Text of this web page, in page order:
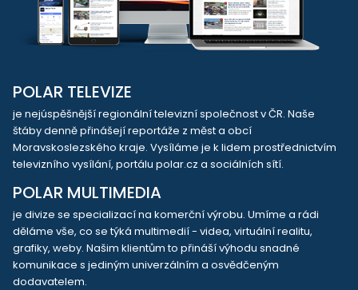
POLAR TELEVIZE
je nejúspěšnější regionální televizní společnost v ČR. Naše
štáby denně přinášejí reportáže z měst a obcí
Moravskoslezského kraje. Vysíláme je k lidem prostřednictvím
televizního vysílání, portálu polar.cz a sociálních sítí.
POLAR MULTIMEDIA
je divize se specializací na komerční výrobu. Umíme a rádi
děláme vše, co se týká multimedií - videa, virtuální realitu,
grafiky, weby. Našim klientům to přináší výhodu snadné
komunikace s jediným univerzálním a osvědčeným
dodavatelem.